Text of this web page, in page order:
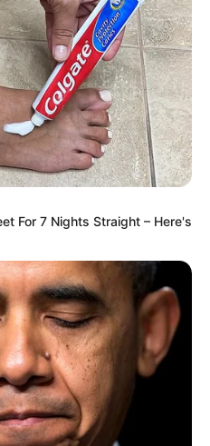
Overnight